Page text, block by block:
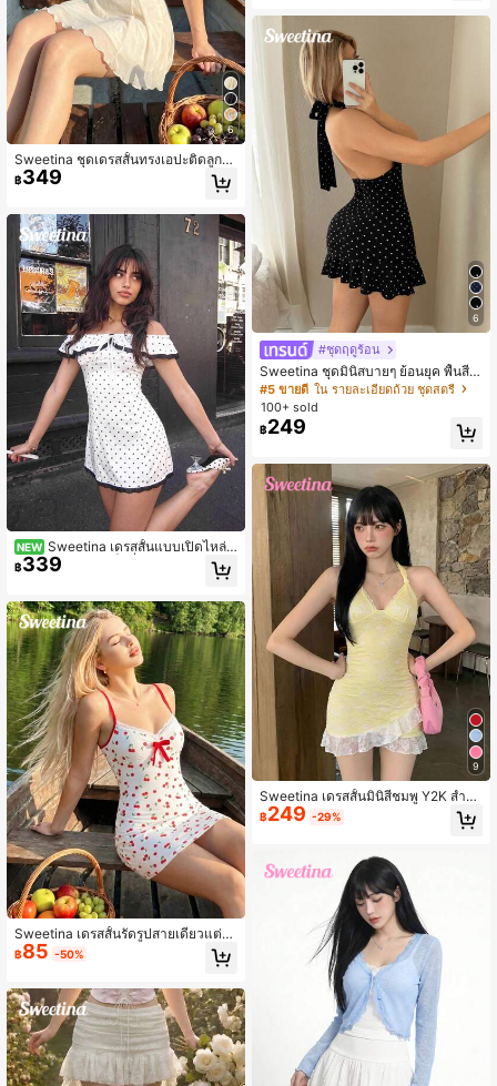
6
Sweetina ชุดเดรสสั้นทรงเอปะติดลูกไ
ม้สำหรับผู้หญิง, สีแอปริคอท, ฤดูร้อน
฿349
NEW Sweetina เดรสสั้นแบบเปิดไหล่ ลู
กไม้ปะติดปะต่อ เซ็กซี่ ลำลอง
฿339
Sweetina เดรสสั้นรัดรูปสายเดี่ยวแต่งโ
บว์ผ้าลูกไม้
฿85 -50%
6
#ชุดฤดูร้อน
Sweetina ชุดมินิสบายๆ ย้อนยุค พื้นสีข
าว-ดำ จุด ที่คอลึก สำหรับพักผ่อน
#5 ขายดี ใน รายละเอียดถ้วย ชุดสตรี
100+ sold
฿249
9
Sweetina เดรสสั้นมินิสีชมพู Y2K สำหรั
บฤดูร้อน แบบรัดรูป ผ้าตาข่ายซีทรู แต่ง
ระบาย ผูกคอ
฿249 -29%